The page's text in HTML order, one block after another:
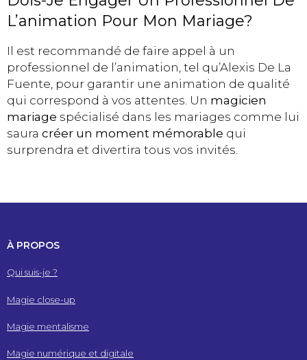
L’animation Pour Mon Mariage?
Il est recommandé de faire appel à un
professionnel de l’animation, tel qu’Alexis De La
Fuente, pour garantir une animation de qualité
qui correspond à vos attentes. Un magicien
mariage spécialisé dans les mariages comme lui
saura créer un moment mémorable qui
surprendra et divertira tous vos invités.
À PROPOS
Qui suis-je ?
Magie close-up
Magie mentalisme
Magie numérique et digitale